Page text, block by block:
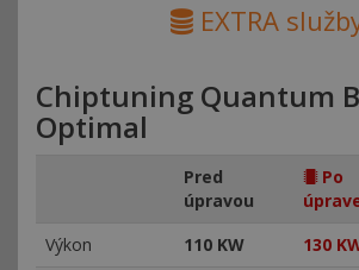
EXTRA
Chiptuning Quantum
Optimal
Pred
úpravou
Po
Výkon
110 KW 130